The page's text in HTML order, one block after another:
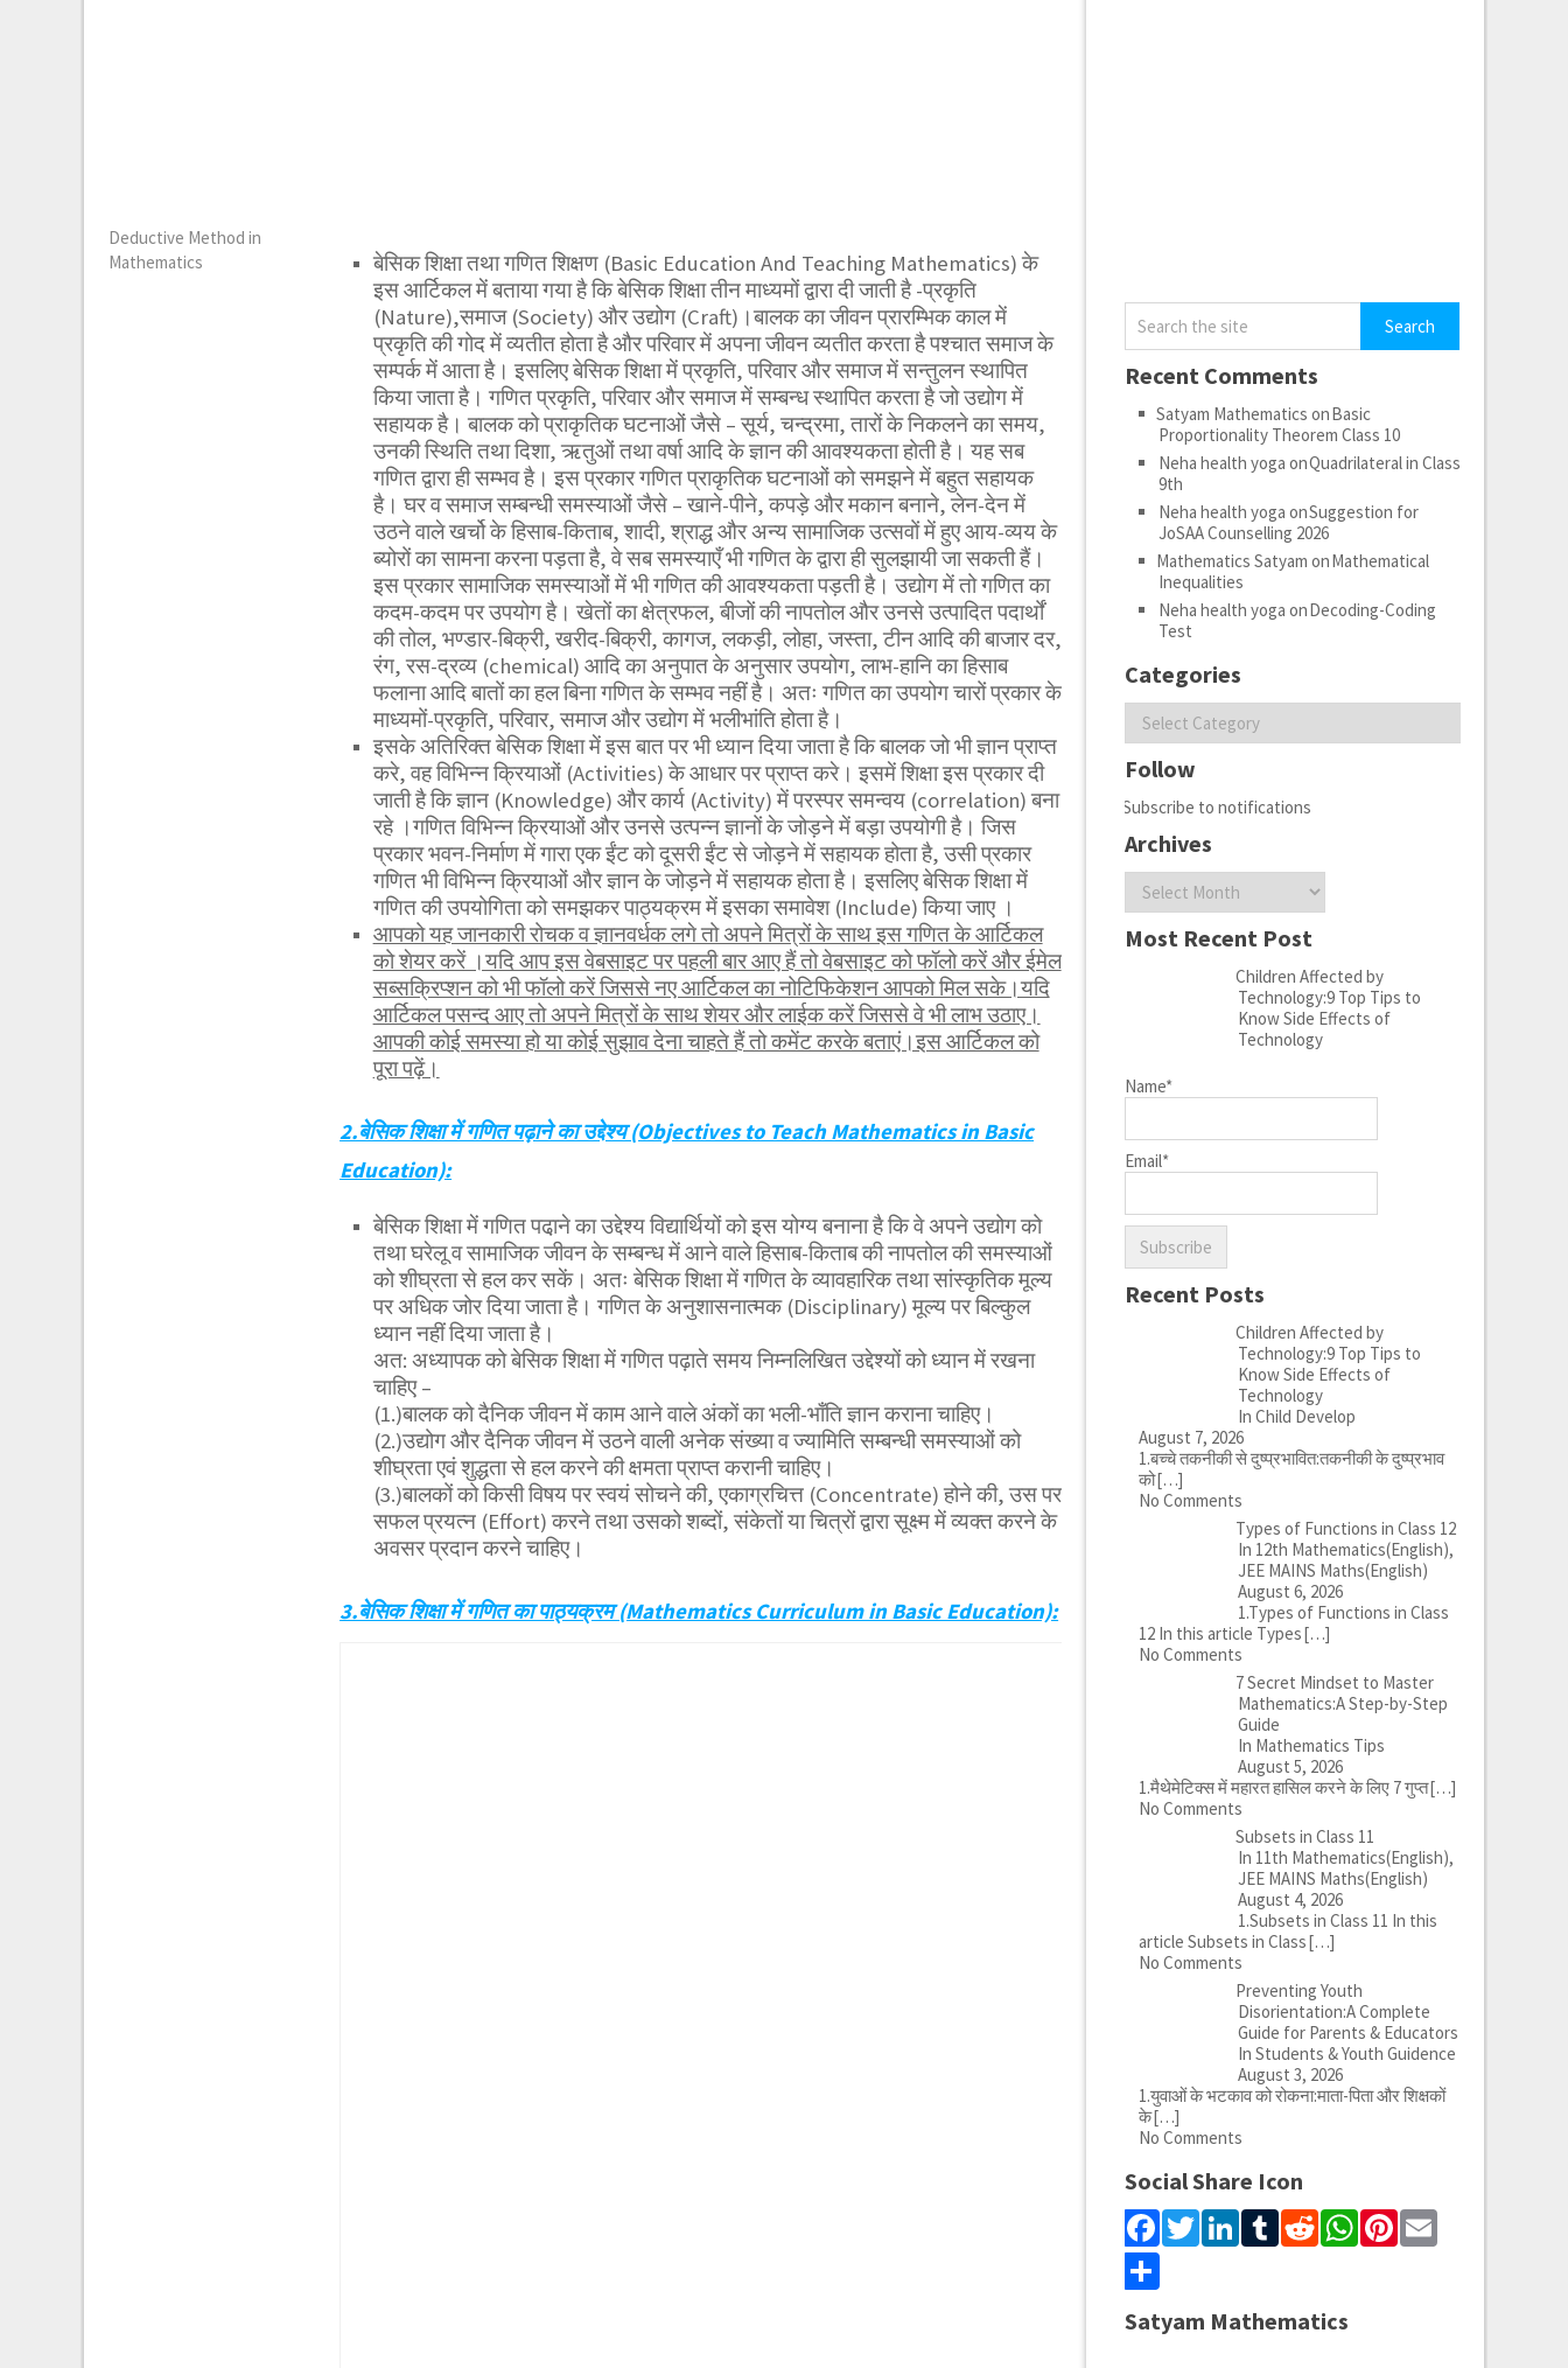
बेसिक शिक्षा तथा गणित शिक्षण (Basic Education And Teaching Mathematics) के
इस आर्टिकल में बताया गया है कि बेसिक शिक्षा तीन माध्यमों द्वारा दी जाती है -प्रकृति
(Nature),समाज (Society) और उद्योग (Craft)।बालक का जीवन प्रारम्भिक काल में
प्रकृति की गोद में व्यतीत होता है और परिवार में अपना जीवन व्यतीत करता है पश्चात समाज के
सम्पर्क में आता है। इसलिए बेसिक शिक्षा में प्रकृति, परिवार और समाज में सन्तुलन स्थापित
किया जाता है। गणित प्रकृति, परिवार और समाज में सम्बन्ध स्थापित करता है जो उद्योग में
सहायक है। बालक को प्राकृतिक घटनाओं जैसे – सूर्य, चन्द्रमा, तारों के निकलने का समय,
उनकी स्थिति तथा दिशा, ऋतुओं तथा वर्षा आदि के ज्ञान की आवश्यकता होती है। यह सब
गणित द्वारा ही सम्भव है। इस प्रकार गणित प्राकृतिक घटनाओं को समझने में बहुत सहायक
है। घर व समाज सम्बन्धी समस्याओं जैसे – खाने-पीने, कपड़े और मकान बनाने, लेन-देन में
उठने वाले खर्चो के हिसाब-किताब, शादी, श्राद्ध और अन्य सामाजिक उत्सवों में हुए आय-व्यय के
ब्योरों का सामना करना पड़ता है, वे सब समस्याएँ भी गणित के द्वारा ही सुलझायी जा सकती हैं।
इस प्रकार सामाजिक समस्याओं में भी गणित की आवश्यकता पड़ती है। उद्योग में तो गणित का
कदम-कदम पर उपयोग है। खेतों का क्षेत्रफल, बीजों की नापतोल और उनसे उत्पादित पदार्थों
की तोल, भण्डार-बिक्री, खरीद-बिक्री, कागज, लकड़ी, लोहा, जस्ता, टीन आदि की बाजार दर,
रंग, रस-द्रव्य (chemical) आदि का अनुपात के अनुसार उपयोग, लाभ-हानि का हिसाब
फलाना आदि बातों का हल बिना गणित के सम्भव नहीं है। अतः गणित का उपयोग चारों प्रकार के
माध्यमों-प्रकृति, परिवार, समाज और उद्योग में भलीभांति होता है।
इसके अतिरिक्त बेसिक शिक्षा में इस बात पर भी ध्यान दिया जाता है कि बालक जो भी ज्ञान प्राप्त
करे, वह विभिन्न क्रियाओं (Activities) के आधार पर प्राप्त करे। इसमें शिक्षा इस प्रकार दी
जाती है कि ज्ञान (Knowledge) और कार्य (Activity) में परस्पर समन्वय (correlation) बना
रहे ।गणित विभिन्न क्रियाओं और उनसे उत्पन्न ज्ञानों के जोड़ने में बड़ा उपयोगी है। जिस
प्रकार भवन-निर्माण में गारा एक ईंट को दूसरी ईंट से जोड़ने में सहायक होता है, उसी प्रकार
गणित भी विभिन्न क्रियाओं और ज्ञान के जोड़ने में सहायक होता है। इसलिए बेसिक शिक्षा में
गणित की उपयोगिता को समझकर पाठ्यक्रम में इसका समावेश (Include) किया जाए ।
आपको यह जानकारी रोचक व ज्ञानवर्धक लगे तो अपने मित्रों के साथ इस गणित के आर्टिकल
को शेयर करें ।यदि आप इस वेबसाइट पर पहली बार आए हैं तो वेबसाइट को फॉलो करें और ईमेल
सब्सक्रिप्शन को भी फॉलो करें जिससे नए आर्टिकल का नोटिफिकेशन आपको मिल सके।यदि
आर्टिकल पसन्द आए तो अपने मित्रों के साथ शेयर और लाईक करें जिससे वे भी लाभ उठाए।
आपकी कोई समस्या हो या कोई सुझाव देना चाहते हैं तो कमेंट करके बताएं।इस आर्टिकल को
पूरा पढ़ें।
2.बेसिक शिक्षा में गणित पढ़ाने का उद्देश्य (Objectives to Teach Mathematics in Basic
Education):
बेसिक शिक्षा में गणित पढा़ने का उद्देश्य विद्यार्थियों को इस योग्य बनाना है कि वे अपने उद्योग को
तथा घरेलू व सामाजिक जीवन के सम्बन्ध में आने वाले हिसाब-किताब की नापतोल की समस्याओं
को शीघ्रता से हल कर सकें। अतः बेसिक शिक्षा में गणित के व्यावहारिक तथा सांस्कृतिक मूल्य
पर अधिक जोर दिया जाता है। गणित के अनुशासनात्मक (Disciplinary) मूल्य पर बिल्कुल
ध्यान नहीं दिया जाता है।
अत: अध्यापक को बेसिक शिक्षा में गणित पढ़ाते समय निम्नलिखित उद्देश्यों को ध्यान में रखना
चाहिए –
(1.)बालक को दैनिक जीवन में काम आने वाले अंकों का भली-भाँति ज्ञान कराना चाहिए।
(2.)उद्योग और दैनिक जीवन में उठने वाली अनेक संख्या व ज्यामिति सम्बन्धी समस्याओं को
शीघ्रता एवं शुद्धता से हल करने की क्षमता प्राप्त करानी चाहिए।
(3.)बालकों को किसी विषय पर स्वयं सोचने की, एकाग्रचित्त (Concentrate) होने की, उस पर
सफल प्रयत्न (Effort) करने तथा उसको शब्दों, संकेतों या चित्रों द्वारा सूक्ष्म में व्यक्त करने के
अवसर प्रदान करने चाहिए।
3.बेसिक शिक्षा में गणित का पाठ्यक्रम (Mathematics Curriculum in Basic Education):
Deductive Method in
Mathematics
Recent Comments
Satyam Mathematics onBasic
Proportionality Theorem Class 10
Neha health yoga onQuadrilateral in Class
9th
Neha health yoga onSuggestion for
JoSAA Counselling 2026
Mathematics Satyam onMathematical
Inequalities
Neha health yoga onDecoding-Coding
Test
Categories
Categories
Follow
Subscribe to notifications
Archives
Archives
Most Recent Post
Children Affected by
Technology:9 Top Tips to
Know Side Effects of
Technology
Name*
Email*
Recent Posts
Children Affected by
Technology:9 Top Tips to
Know Side Effects of
Technology
In Child Develop
August 7, 2026
1.बच्चे तकनीकी से दुष्प्रभावित:तकनीकी के दुष्प्रभाव
को[…]
No Comments
Types of Functions in Class 12
In 12th Mathematics(English),
JEE MAINS Maths(English)
August 6, 2026
1.Types of Functions in Class
12 In this article Types[…]
No Comments
7 Secret Mindset to Master
Mathematics:A Step-by-Step
Guide
In Mathematics Tips
August 5, 2026
1.मैथेमेटिक्स में महारत हासिल करने के लिए 7 गुप्त[…]
No Comments
Subsets in Class 11
In 11th Mathematics(English),
JEE MAINS Maths(English)
August 4, 2026
1.Subsets in Class 11 In this
article Subsets in Class[…]
No Comments
Preventing Youth
Disorientation:A Complete
Guide for Parents & Educators
In Students & Youth Guidence
August 3, 2026
1.युवाओं के भटकाव को रोकना:माता-पिता और शिक्षकों
के[…]
No Comments
Social Share Icon
Facebook
Twitter
LinkedIn
Tumblr
Reddit
WhatsApp
Pinterest
Email
Share
Satyam Mathematics